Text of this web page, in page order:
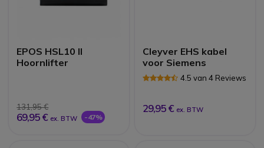
EPOS HSL10 II
Hoornlifter
131,95 €
69,95 € ex. BTW -47%
Cleyver EHS kabel
voor Siemens
4.5 van 4 Reviews
29,95 € ex. BTW